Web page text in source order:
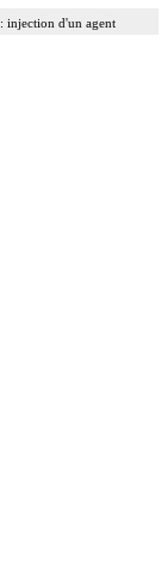
injection d'un agent
cathéter, par voie